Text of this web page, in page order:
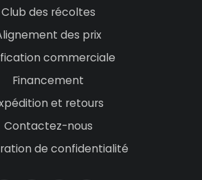
Club des récoltes
des prix
commerciale
Financement
et retours
Contactez-nous
de confidentialité